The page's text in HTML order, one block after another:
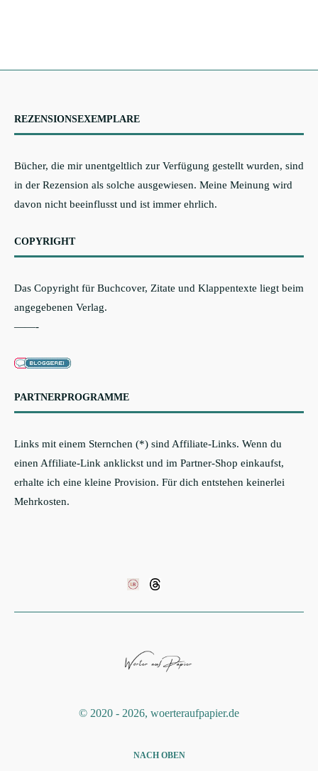
REZENSIONSEXEMPLARE
Bücher, die mir unentgeltlich zur Verfügung gestellt wurden, sind
in der Rezension als solche ausgewiesen. Meine Meinung wird
davon nicht beeinflusst und ist immer ehrlich.
COPYRIGHT
Das Copyright für Buchcover, Zitate und Klappentexte liegt beim
angegebenen Verlag.
——-
PARTNERPROGRAMME
Links mit einem Sternchen (*) sind Affiliate-Links. Wenn du
einen Affiliate-Link anklickst und im Partner-Shop einkaufst,
erhalte ich eine kleine Provision. Für dich entstehen keinerlei
Mehrkosten.
©️ 2020 - 2026, woerteraufpapier.de
NACH OBEN